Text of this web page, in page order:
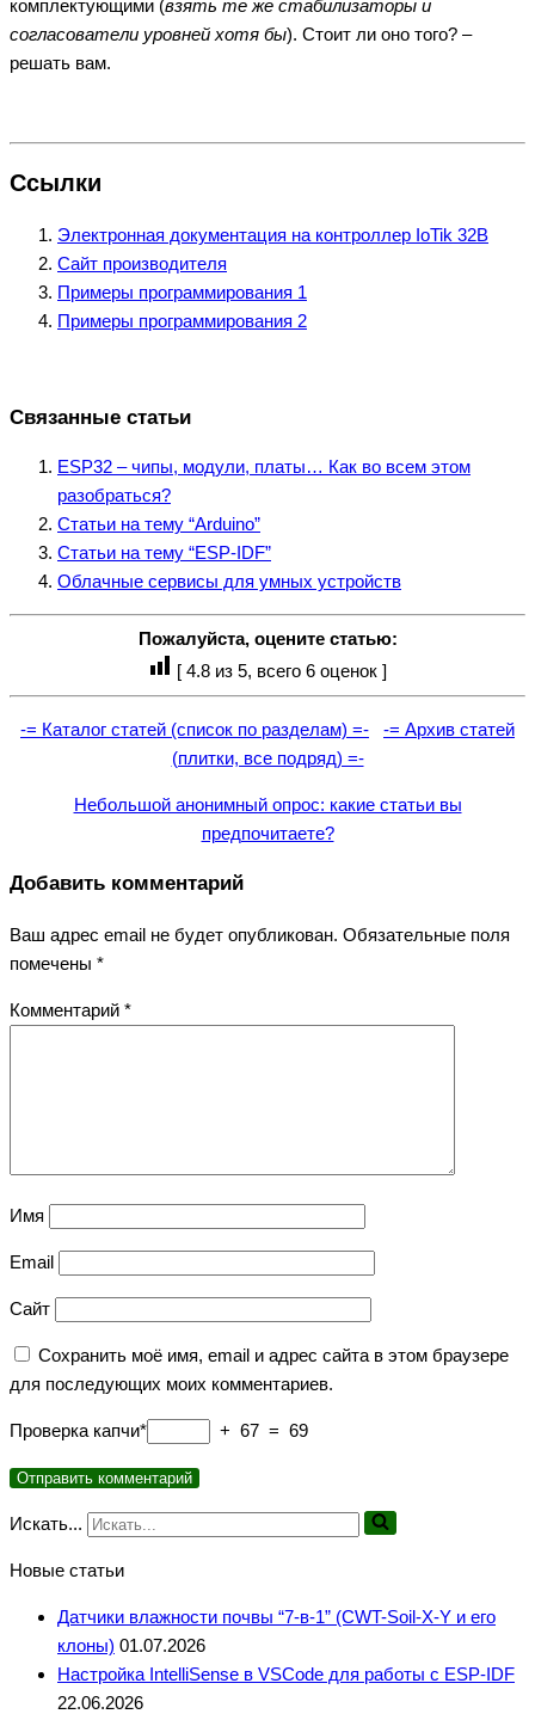
комплектующими (взять те же стабилизаторы и
согласователи уровней хотя бы). Стоит ли оно того? –
решать вам.
Ссылки
Электронная документация на контроллер IoTik 32B
Сайт производителя
Примеры программирования 1
Примеры программирования 2
Связанные статьи
ESP32 – чипы, модули, платы… Как во всем этом
разобраться?
Статьи на тему “Arduino”
Статьи на тему “ESP-IDF”
Облачные сервисы для умных устройств
Пожалуйста, оцените статью:
[ 4.8 из 5, всего 6 оценок ]
-= Каталог статей (список по разделам) =-
-= Архив статей
(плитки, все подряд) =-
Небольшой анонимный опрос: какие статьи вы
предпочитаете?
Добавить комментарий
Ваш адрес email не будет опубликован. Обязательные поля
помечены *
Комментарий *
Имя
Email
Сайт
Сохранить моё имя, email и адрес сайта в этом браузере
для последующих моих комментариев.
Проверка капчи* + 67 = 69
Искать...
Новые статьи
Датчики влажности почвы “7-в-1” (CWT-Soil-X-Y и его
клоны) 01.07.2026
Настройка IntelliSense в VSCode для работы с ESP-IDF
22.06.2026